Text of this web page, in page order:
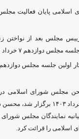
پایان فعالیت مجلس
رییس مجلس بعد از نواختن
۷ خرداد برگزار می شود.
اولین جلسه مجلس
مجلس شورای اسلامی در
عصر سه‌شنبه اول خرداد ۱۴۰۳
نمایندگان مجلس شورای
اسلامی را قرائت کرد.